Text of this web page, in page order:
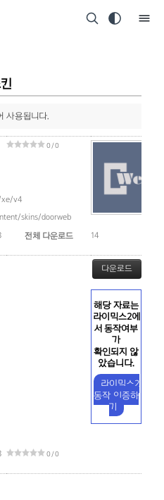
사용됩니다.
0 / 0
xe/v4
skins/doorweb
전체 다운로드 14
다운로드
해당 자료는
라이믹스2에
서 동작여부
가
확인되지 않
았습니다.
라이믹스2
동작 인증하
기
0 / 0